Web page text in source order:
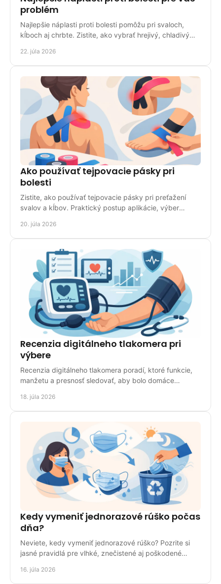
problém
Najlepšie náplasti proti bolesti pomôžu pri svaloch,
kĺboch aj chrbte. Zistite, ako vybrať hrejivý, chladivý
22. júla 2026
Ako používať tejpovacie pásky pri
bolesti
Zistite, ako používať tejpovacie pásky pri preťažení
svalov a kĺbov. Praktický postup aplikácie, výber
20. júla 2026
Recenzia digitálneho tlakomera pri
výbere
Recenzia digitálneho tlakomera poradí, ktoré funkcie,
manžetu a presnosť sledovať, aby bolo domáce
18. júla 2026
Kedy vymeniť jednorazové rúško počas
dňa?
Neviete, kedy vymeniť jednorazové rúško? Pozrite si
jasné pravidlá pre vlhké, znečistené aj poškodené
16. júla 2026